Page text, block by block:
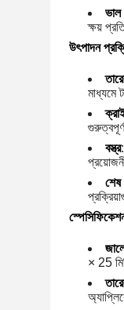
ভাল
ক্ষয়
উৎপাদন
মাধ্যমে
বস্ত্র
শেষ
× 25